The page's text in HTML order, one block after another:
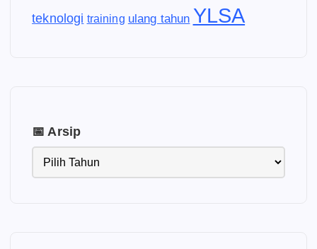
teknologi training ulang tahun YLSA
📅 Arsip